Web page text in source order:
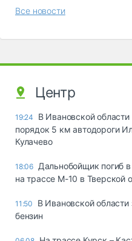
Все новости
Центр
19:24
В Ивановской
порядок 5 км автодороги
Кулачево
18:06 Дальнобойщик погиб
на трассе М-10 в Тверской
11:50
В Ивановской
бензин